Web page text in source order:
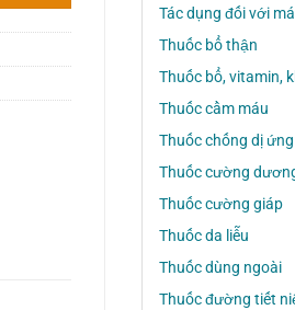
Tác dụng đối với
Thuốc bổ thận
Thuốc bổ, vitamin,
Thuốc cầm máu
Thuốc chống dị
Thuốc cường
Thuốc cường giáp
Thuốc da liễu
Thuốc dùng ngoài
Thuốc đường tiết